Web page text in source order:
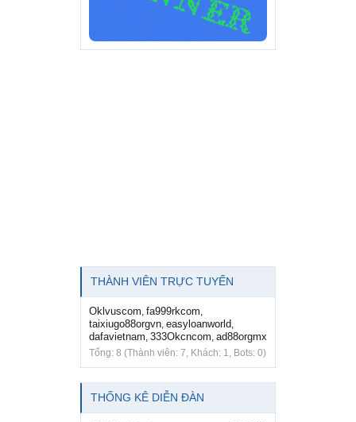
THÀNH VIÊN TRỰC TUYẾN
Oklvuscom, fa999rkcom,
taixiugo88orgvn, easyloanworld,
dafavietnam, 333Okcncom, ad88orgmx
Tổng: 8 (Thành viên: 7, Khách: 1, Bots: 0)
THỐNG KÊ DIỄN ĐÀN